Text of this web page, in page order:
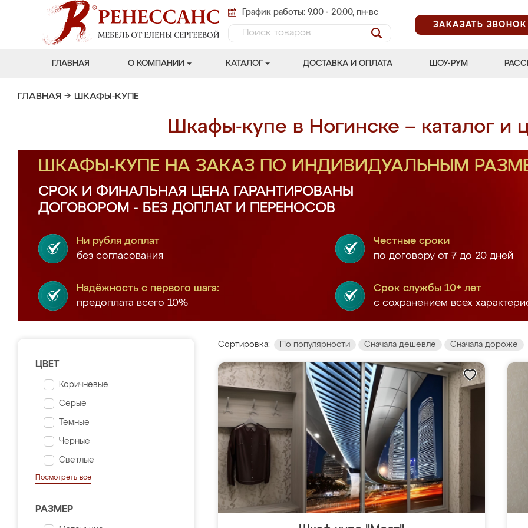
График работы: 9.00 - 20.00, пн-вс
ЗАКАЗАТЬ ЗВОНОК
ГЛАВНАЯ О КОМПАНИИ КАТАЛОГ ДОСТАВКА И ОПЛАТА ШОУ-РУМ
ГЛАВНАЯ → ШКАФЫ-КУПЕ
Шкафы-купе в Ногинске – каталог и
ШКАФЫ-КУПЕ НА ЗАКАЗ ПО ИНДИВИДУАЛЬНЫМ
СРОК И ФИНАЛЬНАЯ ЦЕНА ГАРАНТИРОВАНЫ
ДОГОВОРОМ - БЕЗ ДОПЛАТ И ПЕРЕНОСОВ
Ни рубля доплат
без согласования
Честные сроки
по договору от 7 до 20 дней
Надёжность с первого шага:
предоплата всего 10%
Срок службы 10+ лет
с сохранением всех
ЦВЕТ
Коричневые
Серые
Темные
Черные
Светлые
Посмотреть все
РАЗМЕР
Сортировка: По популярности Сначала дешевле Сначала дороже